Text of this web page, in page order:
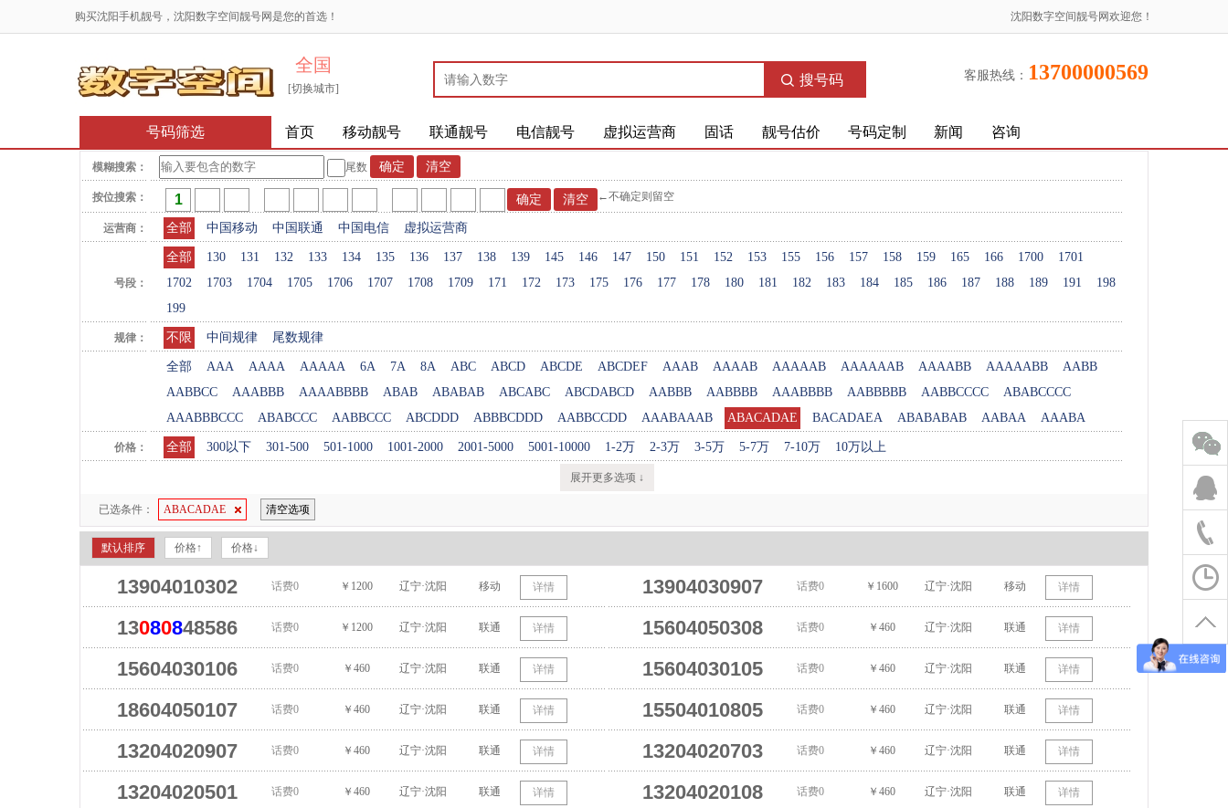
沈阳数字空间靓号网欢迎您！
购买沈阳手机靓号，沈阳数字空间靓号网是您的首选！
全国
[切换城市]
搜号码 客服热线： 13700000569
号码筛选 首页 移动靓号 联通靓号 电信靓号 虚拟运营商 固话 靓号估价 号码定制 新闻 咨询
模糊搜索： 尾数
按位搜索： ←不确定则留空
运营商： 全部 中国移动 中国联通 中国电信 虚拟运营商
号段：
全部 130 131 132 133 134 135 136 137 138 139 145 146 147 150 151 152 153 155 156 157 158 159 165 166 1700
1701
1702
1703 1704 1705 1706 1707 1708 1709 171 172 173 175 176 177 178 180 181 182 183 184 185 186 187 188 189 191
198
199
规律： 不限 中间规律 尾数规律
全部 AAA AAAA AAAAA 6A 7A 8A ABC ABCD ABCDE ABCDEF AAAB AAAAB AAAAAB AAAAAAB AAAABB AAAAABB
AABB
AABBCC
AAABBB AAAABBBB ABAB ABABAB ABCABC ABCDABCD AABBB AABBBB AAABBBB AABBBBB AABBCCCC
ABABCCCC
AAABBBCCC
ABABCCC AABBCCC ABCDDD ABBBCDDD AABBCCDD AAABAAAB ABACADAE BACADAEA ABABABAB AABAA AAABA
价格： 全部 300以下 301-500 501-1000 1001-2000 2001-5000 5001-10000 1-2万 2-3万 3-5万 5-7万 7-10万 10万以上
展开更多选项 ↓
已选条件： ABACADAE 清空选项
默认排序 价格↑ 价格↓
13904010302 话费0 ￥1200 辽宁·沈阳 移动 详情 13904030907 话费0 ￥1600 辽宁·沈阳 移动 详情
13080848586 话费0 ￥1200 辽宁·沈阳 联通 详情 15604050308 话费0 ￥460 辽宁·沈阳 联通 详情
15604030106 话费0 ￥460 辽宁·沈阳 联通 详情 15604030105 话费0 ￥460 辽宁·沈阳 联通 详情
18604050107 话费0 ￥460 辽宁·沈阳 联通 详情 15504010805 话费0 ￥460 辽宁·沈阳 联通 详情
13204020907 话费0 ￥460 辽宁·沈阳 联通 详情 13204020703 话费0 ￥460 辽宁·沈阳 联通 详情
13204020501 话费0 ￥460 辽宁·沈阳 联通 详情 13204020108 话费0 ￥460 辽宁·沈阳 联通 详情